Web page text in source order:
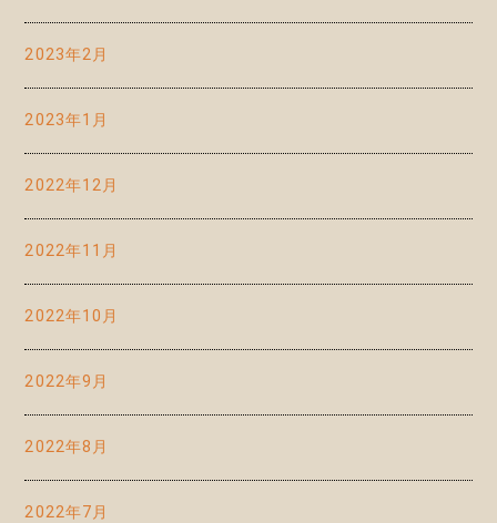
2023年2月
2023年1月
2022年12月
2022年11月
2022年10月
2022年9月
2022年8月
2022年7月